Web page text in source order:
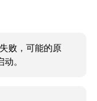
败，可能的原
。